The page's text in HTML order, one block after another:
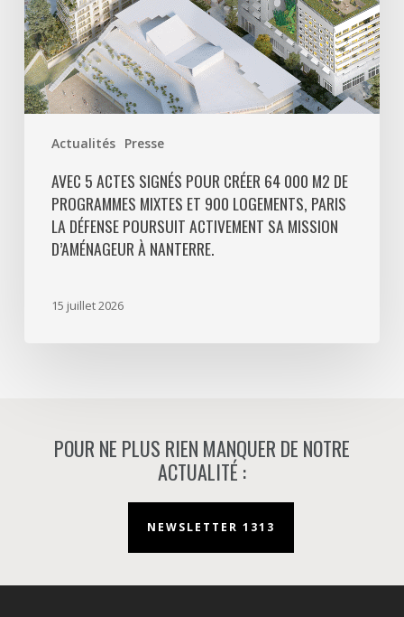
Actualités Presse
programmes
mixtes
et
900
logements,
Défense
poursuit
activement
AVEC 5 ACTES SIGNÉS POUR CRÉER 64 000 M2 DE
PROGRAMMES MIXTES ET 900 LOGEMENTS, PARIS
LA DÉFENSE POURSUIT ACTIVEMENT SA MISSION
D’AMÉNAGEUR À NANTERRE.
15 juillet 2026
POUR NE PLUS RIEN MANQUER DE NOTRE
ACTUALITÉ :
NEWSLETTER 1313